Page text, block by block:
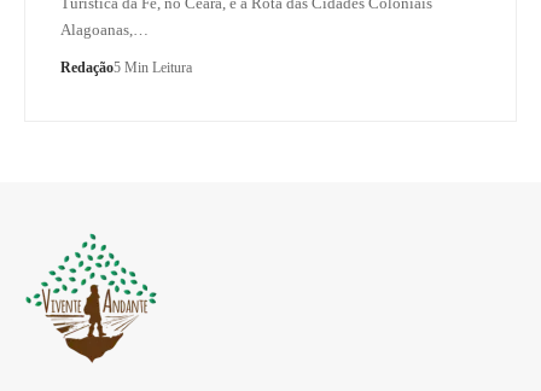
Alagoanas,…
Redação5 Min Leitura